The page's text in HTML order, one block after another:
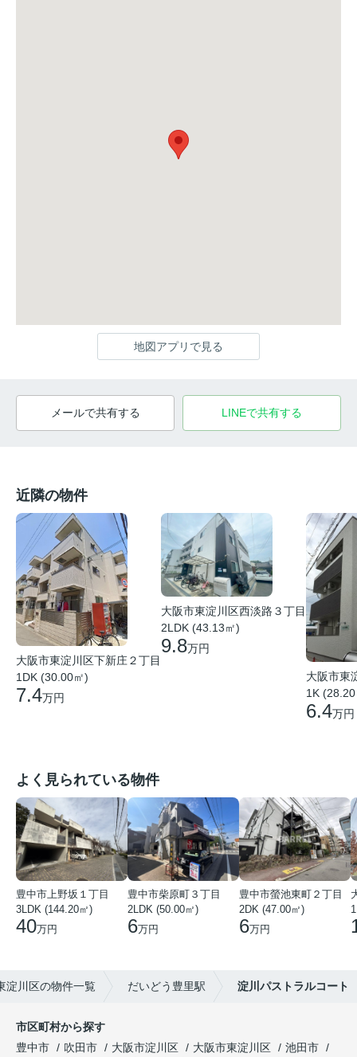
地図アプリで見る
メールで共有する LINEで共有する
近隣の物件
大阪市東淀川区下新庄２丁目
1DK (30.00㎡)
7.4万円
大阪市東淀川区西淡路３丁目
2LDK (43.13㎡)
9.8万円
大阪市東
1K
6.4万円
よく見られている物件
豊中市上野坂１丁目
3LDK (144.20㎡)
40万円
豊中市柴原町３丁目
2LDK (50.00㎡)
6万円
豊中市螢池東町２丁目
2DK (47.00㎡)
6万円
淀川区の物件一覧 だいどう豊里駅 淀川パストラルコート
市区町村から探す
豊中市
吹田市 大阪市淀川区 大阪市東淀川区
池田市